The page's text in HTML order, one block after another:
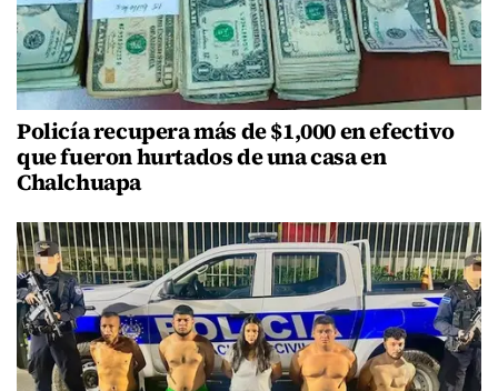
Policía recupera más de $1,000 en efectivo
que fueron hurtados de una casa en
Chalchuapa